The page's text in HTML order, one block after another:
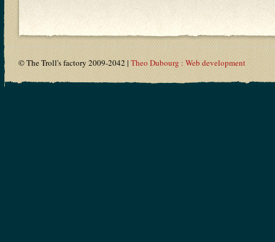
© The Troll's factory 2009-2042 | Theo Dubourg : Web development